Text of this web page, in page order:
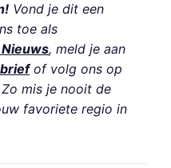
Vond je dit een
toe als
, meld je aan
of volg ons op
mis je nooit de
favoriete regio in